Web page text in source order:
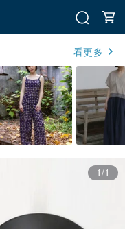
看更多
1/1